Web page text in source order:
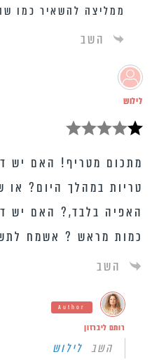
ממליצה להשאיר כמו
השב
לילוש
מתכום מטריף! האם יש
טריות במהלך היום? או
האפיה בלבד,? האם יש
כמות מראש ? אשמח
השב
Author
רותם ליברזון
השב לילוש